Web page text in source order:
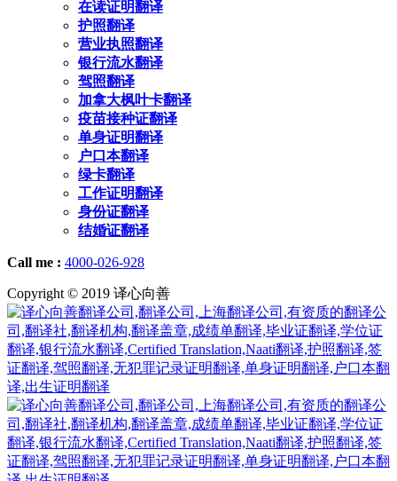
在读证明翻译
护照翻译
营业执照翻译
银行流水翻译
驾照翻译
加拿大枫叶卡翻译
疫苗接种证翻译
单身证明翻译
户口本翻译
绿卡翻译
工作证明翻译
身份证翻译
结婚证翻译
Call me : 4000-026-928
Copyright © 2019 译心向善